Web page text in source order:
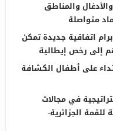
والمناطق
اتفاقية جديدة تمكن
إلى رخص إيطالية
على أطفال الكشافة
استراتيجية في مجالات
الجزائرية-